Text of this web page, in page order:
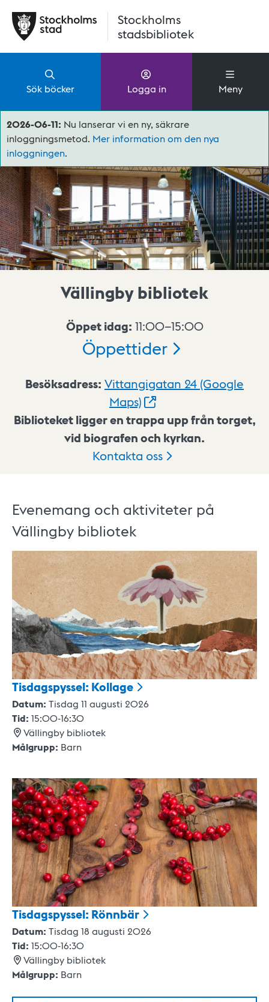
Stockholms
stadsbibliotek
Sök böcker Logga in Meny
2026-06-11: Nu lanserar vi en ny, säkrare
inloggningsmetod. Mer information om den nya
inloggningen.
Vällingby bibliotek
Öppet idag: 11:00–15:00
Öppettider
Besöksadress: Vittangigatan 24 (Google
Maps)
Biblioteket ligger en trappa upp från torget,
vid biografen och kyrkan.
Kontakta oss
Evenemang och aktiviteter på
Vällingby bibliotek
Tisdagspyssel: Kollage
Datum: Tisdag 11 augusti 2026
Tid: 15:00-16:30
Vällingby bibliotek
Målgrupp: Barn
Tisdagspyssel: Rönnbär
Datum: Tisdag 18 augusti 2026
Tid: 15:00-16:30
Vällingby bibliotek
Målgrupp: Barn